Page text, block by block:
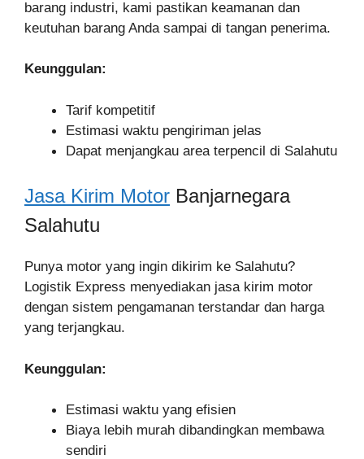
barang industri, kami pastikan keamanan dan
keutuhan barang Anda sampai di tangan penerima.
Keunggulan:
Tarif kompetitif
Estimasi waktu pengiriman jelas
Dapat menjangkau area terpencil di Salahutu
Jasa Kirim Motor Banjarnegara
Salahutu
Punya motor yang ingin dikirim ke Salahutu?
Logistik Express menyediakan jasa kirim motor
dengan sistem pengamanan terstandar dan harga
yang terjangkau.
Keunggulan:
Estimasi waktu yang efisien
Biaya lebih murah dibandingkan membawa
sendiri